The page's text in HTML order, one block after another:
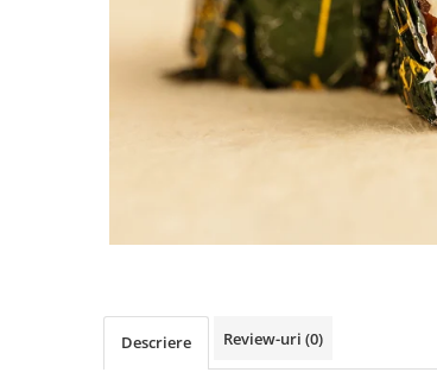
PRODUSE ECO / ORGANICE
Descriere Review-uri (0)